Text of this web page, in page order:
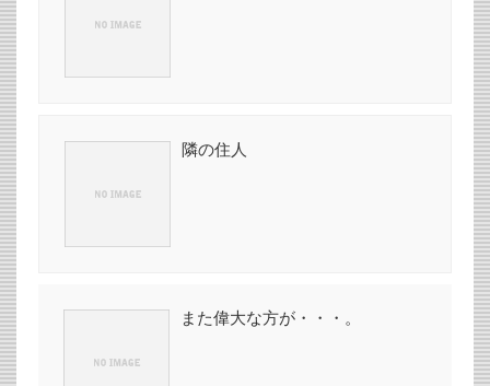
隣の住人
また偉大な方が・・・。